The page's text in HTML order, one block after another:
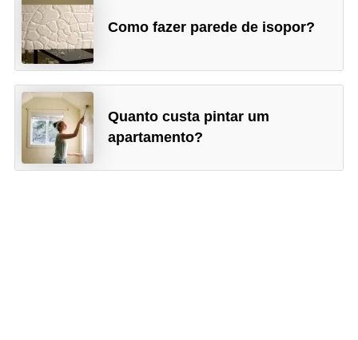
Como fazer parede de isopor?
Quanto custa pintar um
apartamento?